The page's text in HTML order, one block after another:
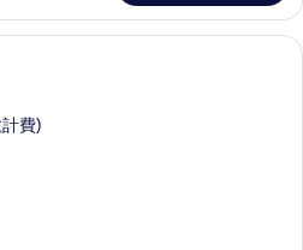
客房內保險箱、遮光布/窗簾、隔音、
費)